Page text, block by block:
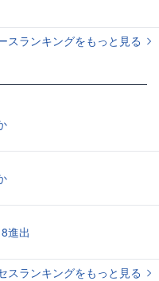
スランキングをもっと見る
進出
スランキングをもっと見る